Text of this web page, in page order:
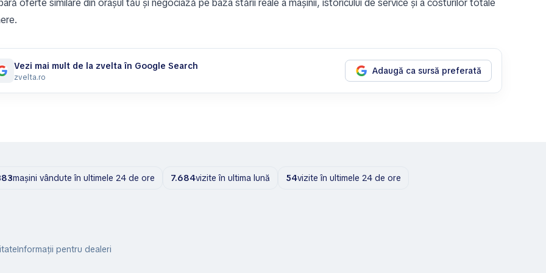
oferte similare din orașul tău și negociază pe baza stării reale a mașinii, istoricului de service și a costurilor totale
Vezi mai mult de la zvelta în Google Search
zvelta.ro
Adaugă ca sursă preferată
mașini vândute în ultimele 24 de ore 7.684vizite în ultima lună 54vizite în ultimele 24 de ore
Informații pentru dealeri